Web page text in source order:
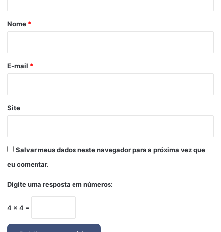
r
*
Nome *
E-mail *
Site
Salvar meus dados neste navegador para a próxima vez que
eu comentar.
Digite uma resposta em números:
4 × 4 =